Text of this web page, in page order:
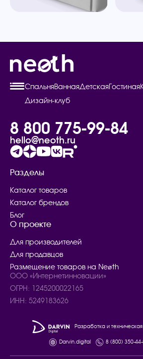
СпальняВаннаяДетскаяГостиная
Дизайн-клуб
8 800 775-99-84
hello@neoth.ru
Разделы
Каталог товаров
Каталог брендов
Блог
О проекте
Для производителей
Для продавцов
Размещение товаров на Neøth
ООО «Интернетинновации»
ОГРН: 1245200022165
ИНН: 5249183626
Разработка и
Darvin.digital 8 (800) 350-44-